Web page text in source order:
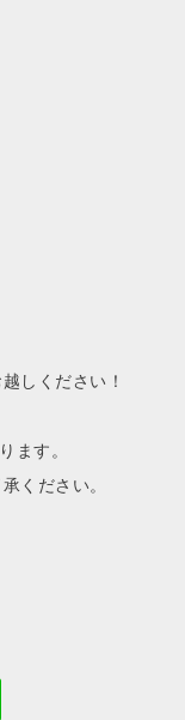
しください！
ます。
ください。